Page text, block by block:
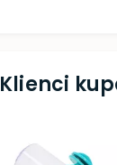
Klienci